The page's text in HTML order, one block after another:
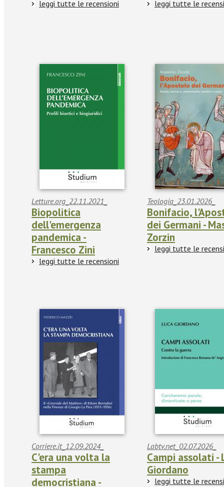
leggi tutte le recensioni leggi tutte le
Letture.org_22.11.2021_
Biopolitica
dell'emergenza
pandemica -
Francesco Zini
leggi tutte le recensioni
Teologia_23.01.2026_
Bonifacio,
dei Germani -
Zorzin
leggi tutte le
Corriere.it_12.09.2024_
C'era una volta la
stampa
democristiana -
Labtv.net_02.07.2026_
Campi assolati -
Giordano
leggi tutte le